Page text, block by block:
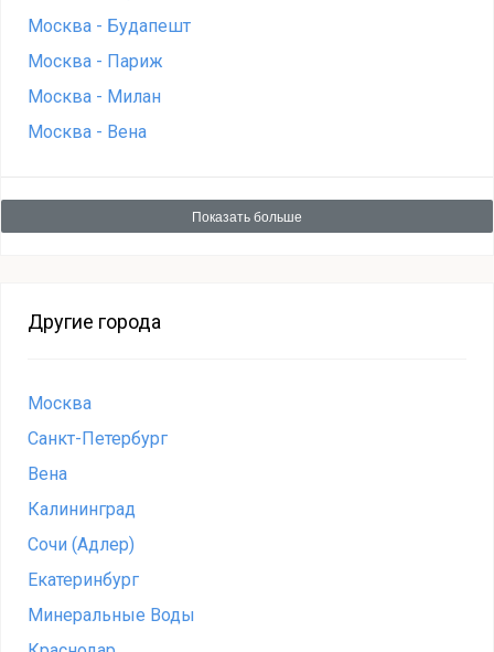
Москва - Будапешт
Москва - Париж
Москва - Милан
Москва - Вена
Показать больше
Другие города
Москва
Санкт-Петербург
Вена
Калининград
Сочи (Адлер)
Екатеринбург
Минеральные Воды